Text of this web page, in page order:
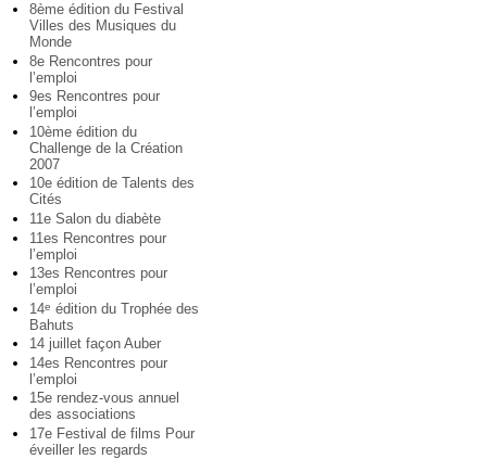
8ème édition du Festival
Villes des Musiques du
Monde
8e Rencontres pour
l’emploi
9es Rencontres pour
l’emploi
10ème édition du
Challenge de la Création
2007
10e édition de Talents des
Cités
11e Salon du diabète
11es Rencontres pour
l’emploi
13es Rencontres pour
l’emploi
14e édition du Trophée des
Bahuts
14 juillet façon Auber
14es Rencontres pour
l’emploi
15e rendez-vous annuel
des associations
17e Festival de films Pour
éveiller les regards